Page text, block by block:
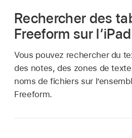
Rechercher des
Freeform sur l’iPad
Vous pouvez rechercher du
des notes, des zones de
noms de fichiers sur
Freeform.